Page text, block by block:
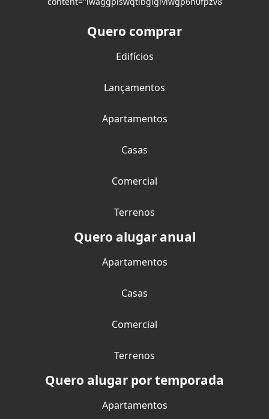
Quero comprar
Edifícios
Lançamentos
Apartamentos
Casas
Comercial
Terrenos
Quero alugar anual
Apartamentos
Casas
Comercial
Terrenos
Quero alugar por temporada
Apartamentos